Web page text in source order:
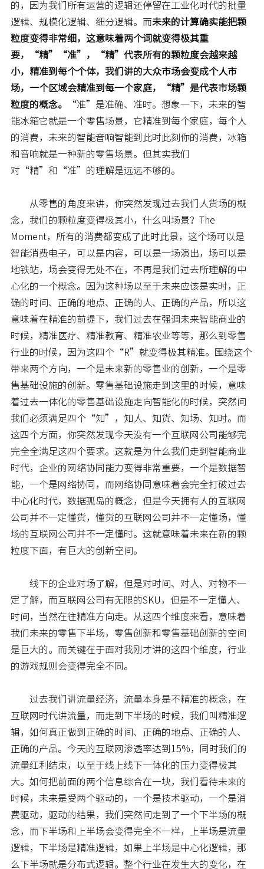
的，因为我们所有运营的逻辑还停留在工业化时代的批量
逻辑、规模化逻辑、细分逻辑。而未来的计算确实能把颗
粒度变得非常细，这意味着两个词就变得极其重
要，“精”“准”，“精”代表所有的颗粒度会越来越
小，精准到每个个体，我们讲的大众市场会变成个人市
场，一个区域会精准到每一个家庭，“精”是代表市场颗
粒度的概念。
“准”是准确、准时。想象一下，未来的智
能冰箱它就是一个零售场景，它精准到每个家庭，每个人
的消费，未来的智能音响智能到此时此刻你的消费，冰箱
和音响就是一种新的零售场景。但其实我们
对“精”和“准”的理解是远远不够的。
从零售的角度来讲，你突然发现过去我们人货场的概
念，我们的颗粒度变得极其小，什么叫场景？The
Moment，所有的消费都变成了此时此景，这个场可以是
智能消费电子，可以是内容，可以是一场演出，场可以是
地铁站，场会变得无处不在，不再是我们过去所理解的中
心化的一个概念。因为这种场以至于未来应该是实时，正
确的时间、正确的地点、正确的人、正确的产品，所以这
意味着在精准的前提下，我们过去在强调未来智能商业的
时候，精准医疗、精准教育、精准农业等等，那么到零售
行业的时候，因为这四个“R”就变得极其精准。围绕这个
带来两个方向，一个是未来新的零售业的创新，一个是零
售基础设施的创新。零售基础设施走到这里的时候，意味
着过去一体化的零售基础设施走向智能化的时候，突然间
我们必须满足四个“知”，知人、知货、知场、知时。而
这四个方面，你突然发现今天没有一个互联网公司能够完
完全全满足这四个要求。这就是为什么我们走到智能商业
时代，企业的网络协同能力变得非常重要，一个是数据智
能，一个是网络协同，而网络协同意味着会完全打破过去
中心化时代，数据孤岛的概念，但是今天拥有人的互联网
公司并不一定懂货，懂货的互联网公司并不一定懂场，懂
场的互联网公司并不一定懂时。这就意味着未来在新的颗
粒度下面，有巨大的创新空间。
线下的企业对场了解，但是对时间、对人、对物不一
定了解，而互联网公司有无限的SKU，但是不一定懂人、
时间，当然在往精准方向走。从这四个维度来看，意味着
我们未来的零售下半场，零售创新和零售基础创新的空间
是巨大的。而关键在于面对我刚才讲的这四个维度，行业
的游戏规则会变得完全不同。
过去我们讲流量经济，流量本身是不精准的概念，在
互联网时代讲流量，而走到下半场的时候，我们叫精准逻
辑，如何真正做到正确的时间、正确的地点、正确的人、
正确的产品。今天的互联网渗透率达到15%，同时我们的
流量红利结束，以至于线上线下一体化的压力变得极其
大。如何把前面的两个信息综合在一块，我们看待未来的
时候，未来是受两个驱动的，一个是技术驱动，一个是消
费驱动，驱动的结果，我们突然间走到了一个下半场的概
念，而下半场和上半场会变得完全不一样，上半场是流量
逻辑，下半场是精准逻辑，如果上半场是中心化逻辑，那
么下半场就是分布式逻辑。整个行业在发生大的变化，在